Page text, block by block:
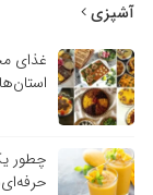
آشپزی
غذای
چطور